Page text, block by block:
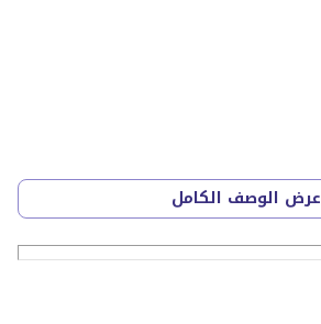
عرض الوصف الكامل